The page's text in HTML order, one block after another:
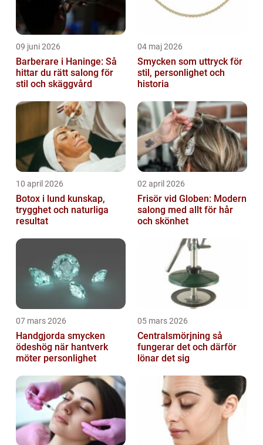
09 juni 2026
Barberare i Haninge: Så
hittar du rätt salong för
stil och skäggvård
04 maj 2026
Smycken som uttryck för
stil, personlighet och
historia
10 april 2026
Botox i lund kunskap,
trygghet och naturliga
resultat
02 april 2026
Frisör vid Globen: Modern
salong med allt för hår
och skönhet
07 mars 2026
Handgjorda smycken
ödeshög när hantverk
möter personlighet
05 mars 2026
Centralsmörjning så
fungerar det och därför
lönar det sig